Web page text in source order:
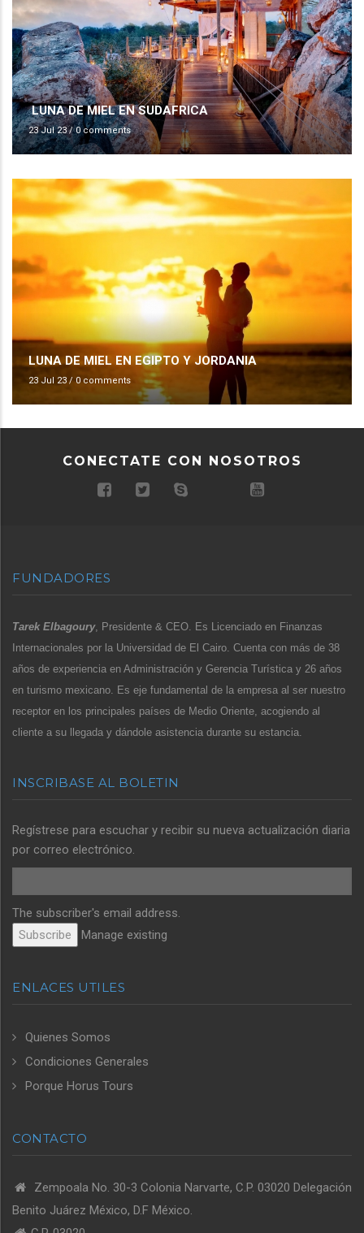
LUNA DE MIEL EN SUDAFRICA
23 Jul 23/0 comments
LUNA DE MIEL EN EGIPTO Y JORDANIA
23 Jul 23 /0 comments
CONECTATE CON NOSOTROS
FUNDADORES
Tarek Elbagoury, Presidente & CEO. Es Licenciado en Finanzas
Internacionales por la Universidad de El Cairo. Cuenta con más de 38
años de experiencia en Administración y Gerencia Turística y 26 años
en turismo mexicano. Es eje fundamental de la empresa al ser nuestro
receptor en los principales países de Medio Oriente, acogiendo al
cliente a su llegada y dándole asistencia durante su estancia.
INSCRIBASE AL BOLETIN
Regístrese para escuchar y recibir su nueva actualización diaria
por correo electrónico.
The subscriber's email address.
Manage existing
ENLACES UTILES
Quienes Somos
Condiciones Generales
Porque Horus Tours
CONTACTO
Zempoala No. 30-3 Colonia Narvarte, C.P. 03020 Delegación
Benito Juárez México, D.F México.